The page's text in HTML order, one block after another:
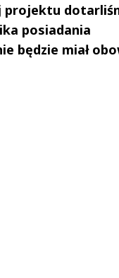
projektu
posiadania
będzie miał